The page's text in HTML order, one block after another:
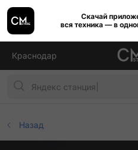
Скачай
вся техника — в
Краснодар
Назад